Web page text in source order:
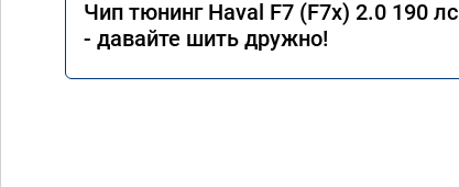
Чип тюнинг Haval F7 (F7x) 2.0 190 лс
- давайте шить дружно!